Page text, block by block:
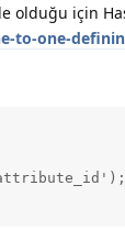
için
to-one-